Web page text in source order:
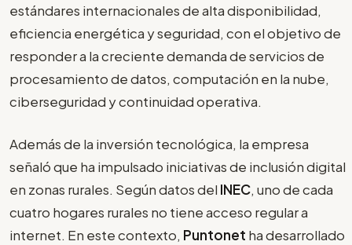
estándares internacionales de alta disponibilidad,
eficiencia energética y seguridad, con el objetivo de
responder a la creciente demanda de servicios de
procesamiento de datos, computación en la nube,
ciberseguridad y continuidad operativa.
Además de la inversión tecnológica, la empresa
señaló que ha impulsado iniciativas de inclusión digital
en zonas rurales. Según datos del INEC, uno de cada
cuatro hogares rurales no tiene acceso regular a
internet. En este contexto, Puntonet ha desarrollado